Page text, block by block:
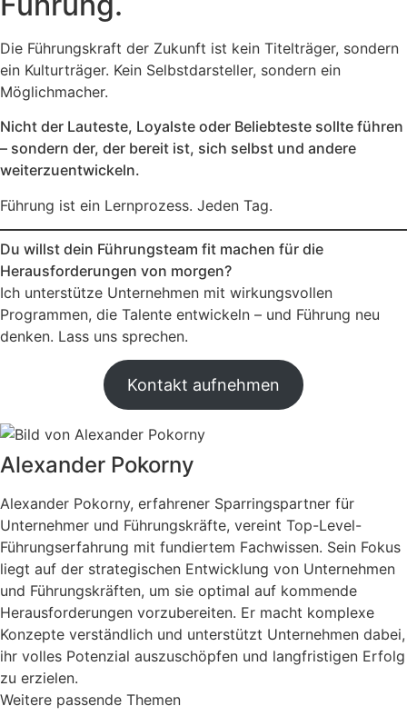
Die Führungskraft der Zukunft ist kein Titelträger, sondern
ein Kulturträger. Kein Selbstdarsteller, sondern ein
Möglichmacher.
Nicht der Lauteste, Loyalste oder Beliebteste sollte führen
– sondern der, der bereit ist, sich selbst und andere
weiterzuentwickeln.
Führung ist ein Lernprozess. Jeden Tag.
Du willst dein Führungsteam fit machen für die
Herausforderungen von morgen?
Ich unterstütze Unternehmen mit wirkungsvollen
Programmen, die Talente entwickeln – und Führung neu
denken. Lass uns sprechen.
Kontakt aufnehmen
Alexander Pokorny
Alexander Pokorny, erfahrener Sparringspartner für
Unternehmer und Führungskräfte, vereint Top-Level-
Führungserfahrung mit fundiertem Fachwissen. Sein Fokus
liegt auf der strategischen Entwicklung von Unternehmen
und Führungskräften, um sie optimal auf kommende
Herausforderungen vorzubereiten. Er macht komplexe
Konzepte verständlich und unterstützt Unternehmen dabei,
ihr volles Potenzial auszuschöpfen und langfristigen Erfolg
zu erzielen.
Weitere passende Themen